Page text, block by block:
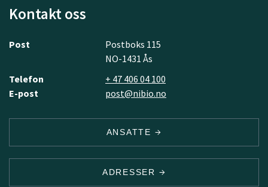
Kontakt oss
Post
Postboks 115
NO-1431 Ås
Telefon
+ 47 406 04 100
E-post
post@nibio.no
ANSATTE
ADRESSER